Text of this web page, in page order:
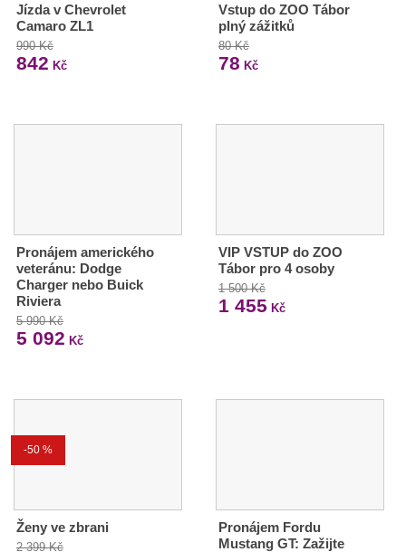
Jízda v Chevrolet
Camaro ZL1
990 Kč
842 Kč
Vstup do ZOO Tábor
plný zážitků
80 Kč
78 Kč
Pronájem amerického
veteránu: Dodge
Charger nebo Buick
Riviera
5 990 Kč
5 092 Kč
VIP VSTUP do ZOO
Tábor pro 4 osoby
1 500 Kč
1 455 Kč
-50 %
Ženy ve zbrani
2 399 Kč
Pronájem Fordu
Mustang GT: Zažijte